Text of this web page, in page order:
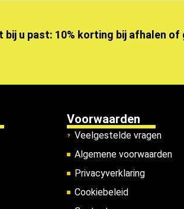
bij u past: 10% korting bij afhalen
Voorwaarden
Veelgestelde vragen
Algemene voorwaarden
Privacyverklaring
Cookiebeleid